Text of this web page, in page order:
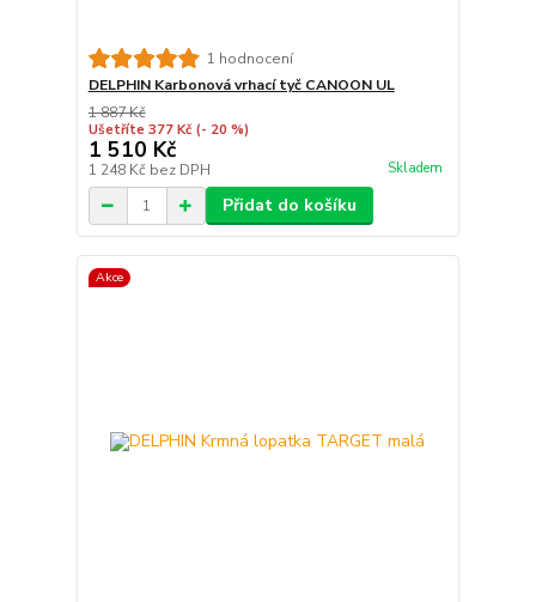
1 hodnocení
DELPHIN Karbonová vrhací tyč CANOON UL
1 887 Kč
Ušetříte 377 Kč (- 20 %)
1 510 Kč
1 248 Kč bez DPH Skladem
Přidat do košíku
Akce